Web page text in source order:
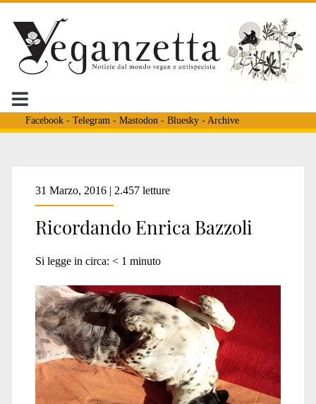
Facebook- Telegram - Mastodon - Bluesky- Archive
Tag:
<span>Trilli</span>
31 Marzo, 2016 | 2.457 letture
Ricordando Enrica Bazzoli
Si legge in circa: < 1 minuto